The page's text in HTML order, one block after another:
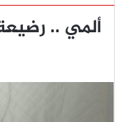
ألمي ..